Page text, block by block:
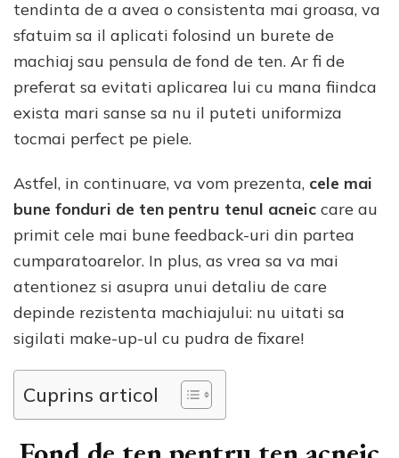
tendinta de a avea o consistenta mai groasa, va
sfatuim sa il aplicati folosind un burete de
machiaj sau pensula de fond de ten. Ar fi de
preferat sa evitati aplicarea lui cu mana fiindca
exista mari sanse sa nu il puteti uniformiza
tocmai perfect pe piele.
Astfel, in continuare, va vom prezenta, cele mai
bune fonduri de ten pentru tenul acneic care au
primit cele mai bune feedback-uri din partea
cumparatoarelor. In plus, as vrea sa va mai
atentionez si asupra unui detaliu de care
depinde rezistenta machiajului: nu uitati sa
sigilati make-up-ul cu pudra de fixare!
Cuprins articol